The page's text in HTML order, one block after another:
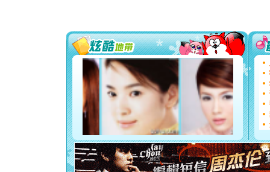
要平安！
[圣诞节]
能正大光
天都要快
[圣诞节]
如意,快
[元旦]
看
断电。
你是我
[元旦]
如
起；二
离。水晶
[元旦]当
泣，这痛